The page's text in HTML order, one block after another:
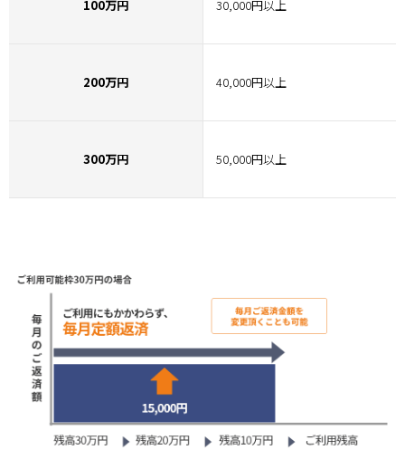
100万円 30,000円以上
200万円 40,000円以上
300万円 50,000円以上